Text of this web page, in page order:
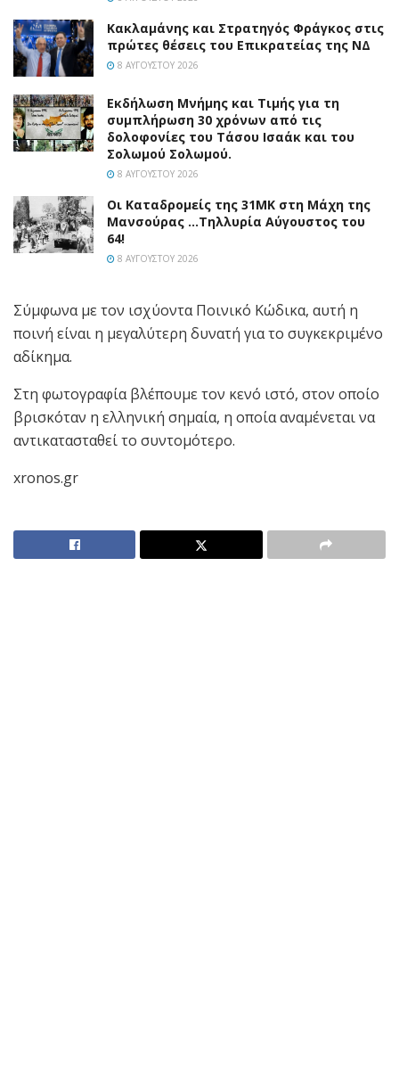
Κακλαμάνης και Στρατηγός Φράγκος στις
πρώτες θέσεις του Επικρατείας της ΝΔ
8 ΑΥΓΟΎΣΤΟΥ 2026
Εκδήλωση Μνήμης και Τιμής για τη
συμπλήρωση 30 χρόνων από τις
δολοφονίες του Τάσου Ισαάκ και του
Σολωμού Σολωμού.
8 ΑΥΓΟΎΣΤΟΥ 2026
Οι Καταδρομείς της 31ΜΚ στη Mάχη της
Μανσούρας …Τηλλυρία Αύγουστος του
64!
8 ΑΥΓΟΎΣΤΟΥ 2026
Σύμφωνα με τον ισχύοντα Ποινικό Κώδικα, αυτή η
ποινή είναι η μεγαλύτερη δυνατή για το συγκεκριμένο
αδίκημα.
Στη φωτογραφία βλέπουμε τον κενό ιστό, στον οποίο
βρισκόταν η ελληνική σημαία, η οποία αναμένεται να
αντικατασταθεί το συντομότερο.
xronos.gr